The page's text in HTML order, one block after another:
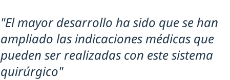
"El mayor desarrollo ha sido que se han
ampliado las indicaciones médicas que
pueden ser realizadas con este sistema
quirúrgico"